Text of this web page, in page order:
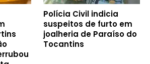
Polícia Civil indicia
suspeitos de furto em
joalheria de Paraíso do
Tocantins